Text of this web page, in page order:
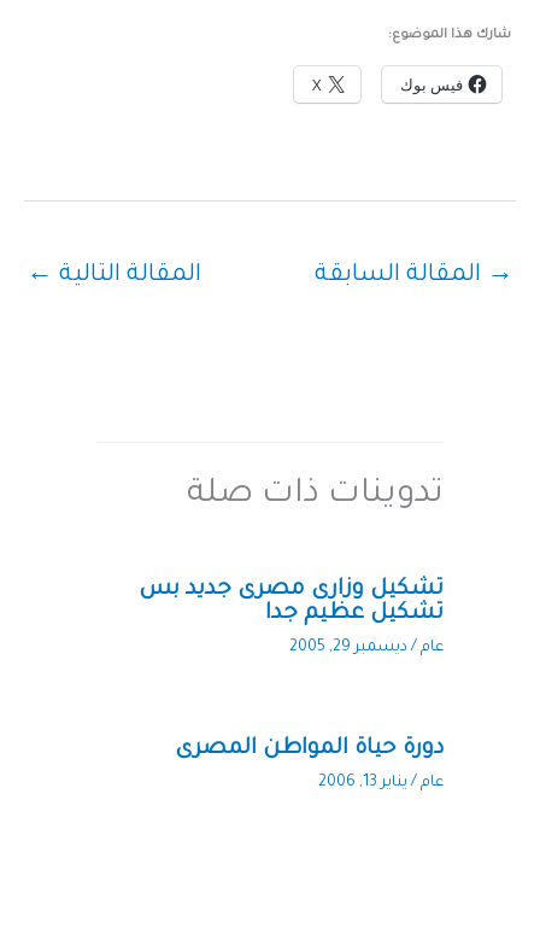
شارك هذا الموضوع:
فيس بوك X
→ المقالة السابقة المقالة التالية ←
تدوينات ذات صلة
تشكيل وزارى مصرى جديد بس
تشكيل عظيم جدا
عام / ديسمبر 29, 2005
دورة حياة المواطن المصرى
عام / يناير 13, 2006